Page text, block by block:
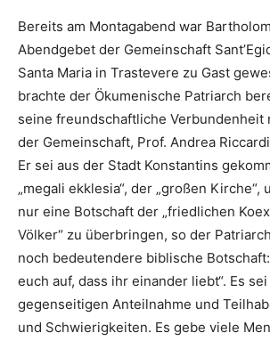
Bereits am Montagabend war
Abendgebet der Gemeinschaft
Santa Maria in Trastevere zu Gast
brachte der Ökumenische Patriarch
seine freundschaftliche Verbundenheit
der Gemeinschaft, Prof. Andrea
Er sei aus der Stadt Konstantins
„megali ekklesia“, der „großen Kirche“,
nur eine Botschaft der „friedlichen
Völker“ zu überbringen, so der
noch bedeutendere biblische
euch auf, dass ihr einander liebt“. Es
gegenseitigen Anteilnahme und
und Schwierigkeiten. Es gebe viele